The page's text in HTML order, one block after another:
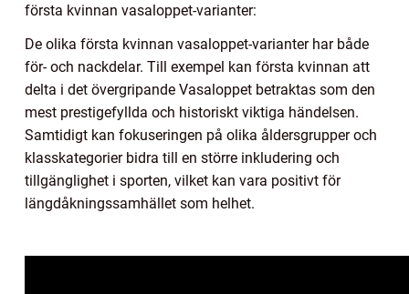
första kvinnan vasaloppet-varianter:
De olika första kvinnan vasaloppet-varianter har både
för- och nackdelar. Till exempel kan första kvinnan att
delta i det övergripande Vasaloppet betraktas som den
mest prestigefyllda och historiskt viktiga händelsen.
Samtidigt kan fokuseringen på olika åldersgrupper och
klasskategorier bidra till en större inkludering och
tillgänglighet i sporten, vilket kan vara positivt för
längdåkningssamhället som helhet.